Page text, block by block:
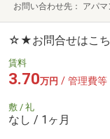
お問い合わせ先 アパ
☆★お問合せはこ
賃料
3.70万円 / 管理費等
敷 / 礼
なし / 1ヶ月